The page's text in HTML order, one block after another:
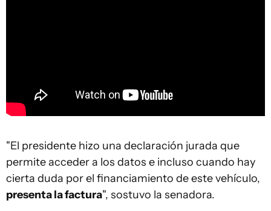
"El presidente hizo una declaración jurada que
permite acceder a los datos e incluso cuando hay
cierta duda por el financiamiento de este vehículo,
presenta la factura", sostuvo la senadora.